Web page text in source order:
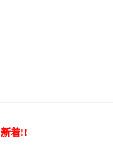
新着!!